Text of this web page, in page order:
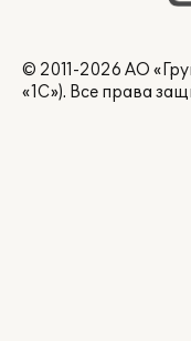
© 2011-2026 АО
«1С»). Все права